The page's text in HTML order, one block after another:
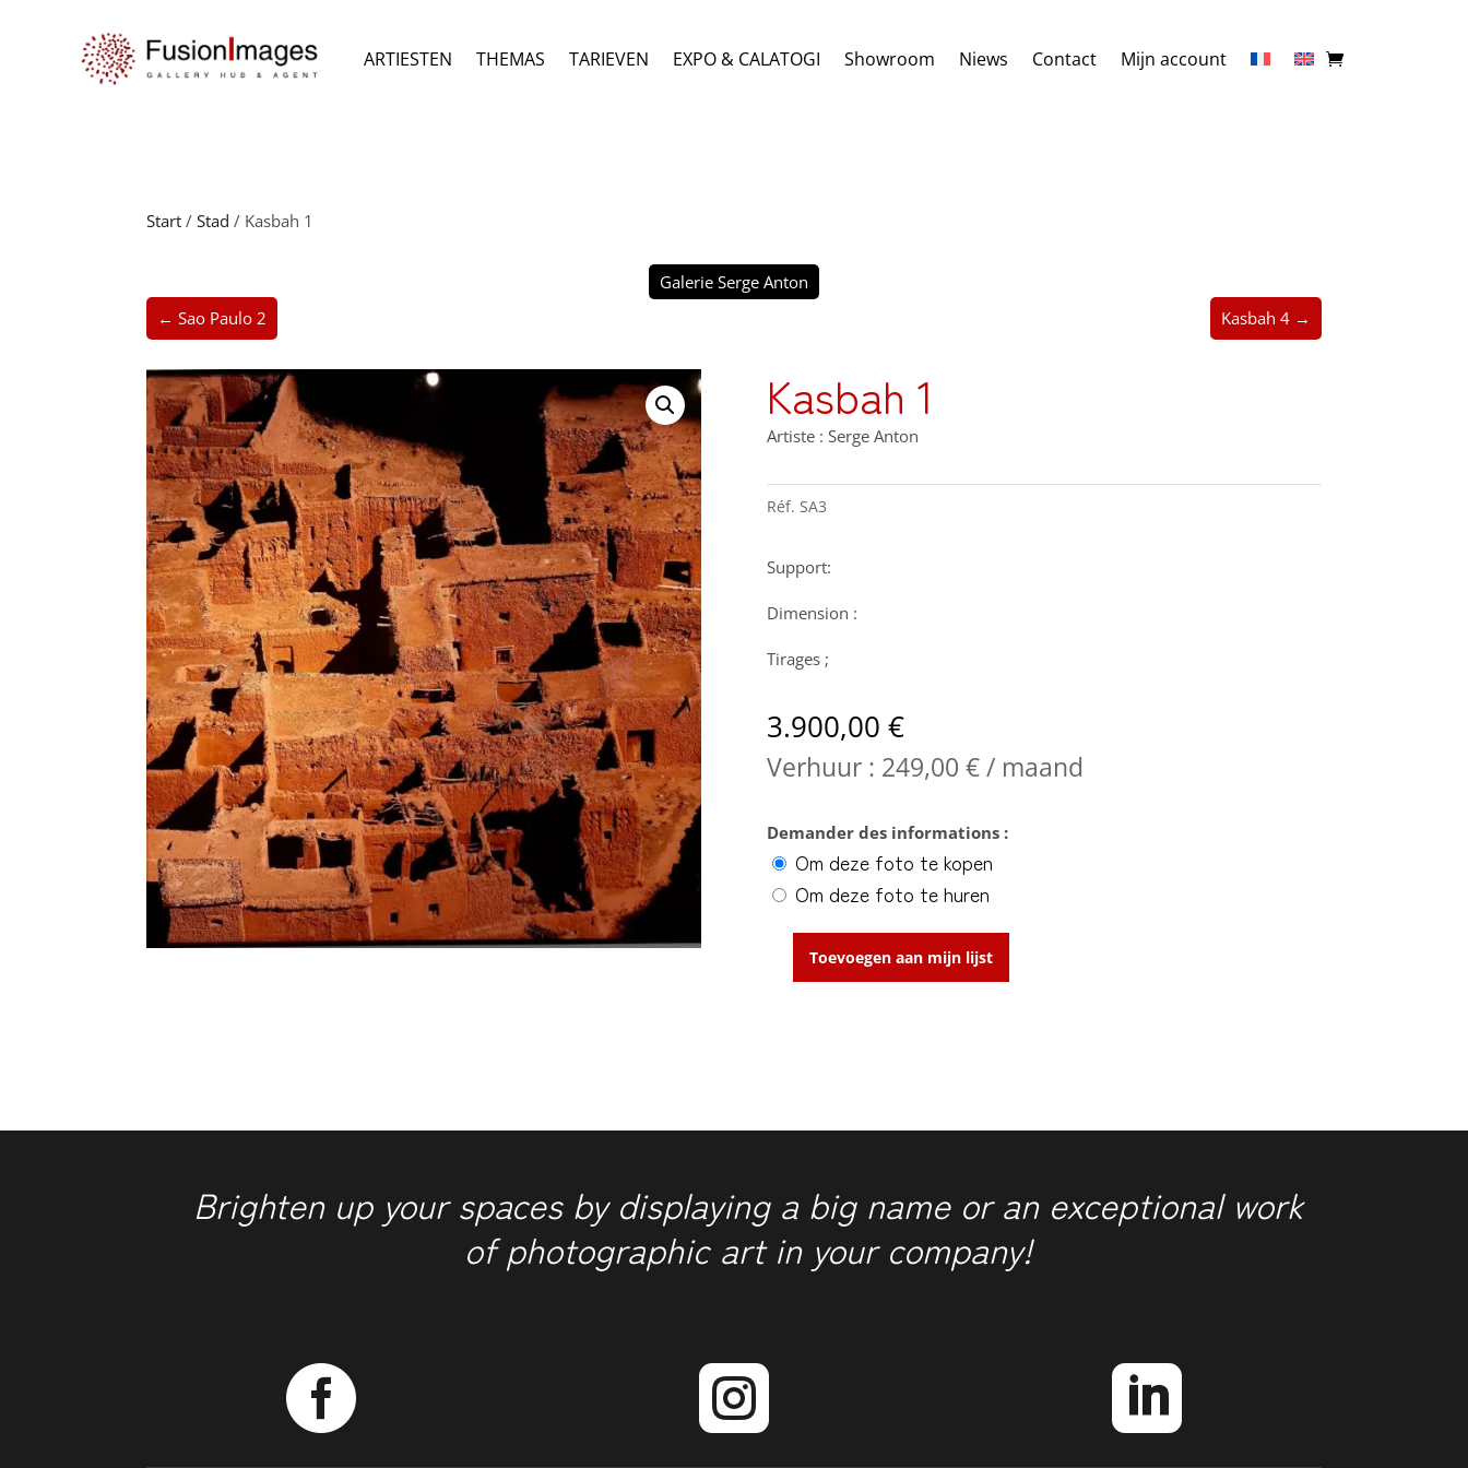
ARTIESTEN THEMAS TARIEVEN EXPO & CALATOGI Showroom Niews Contact Mijn account
Start /Stad / Kasbah 1
Galerie Serge Anton
← Sao Paulo 2
Kasbah 4 →
Kasbah 1
Artiste : Serge Anton
Réf. SA3
Support:
Dimension :
Tirages ;
3.900,00 €
Verhuur : 249,00 €/ maand
Demander des informations :
Om deze foto te kopen
Om deze foto te huren
KasbahToevoegen aan mijn lijst
Brighten up your spaces by displaying a big name or an exceptional work
of photographic art in your company!
  